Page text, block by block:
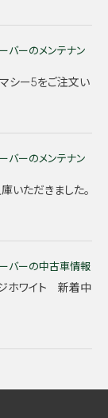
バーのメンテナン
シー5をご注文い
バーのメンテナン
いただきました。
バーの中古車情報
ホワイト 新着中